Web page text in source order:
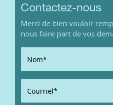
Contactez-nous
Merci de bien vouloir
nous faire part de vos